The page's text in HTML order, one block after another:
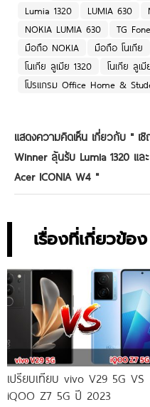
Lumia 1320 LUMIA 630
NOKIA LUMIA 630
TG Fone
มือถือ NOKIA
มือถือ โนเกีย
โนเกีย ลูเมีย 1320
โนเกีย ลูเ
โปรแกรม Office Home &
แสดงความคิดเห็น เกี่ยวกับ " เ
Winner ลุ้นรับ Lumia 1320 แ
Acer ICONIA W4 "
เรื่องที่เกี่ยวข้อง
เปรียบเทียบ vivo V29 5G VS
iQOO Z7 5G ปี 2023